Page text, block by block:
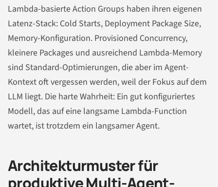
Lambda-basierte Action Groups haben ihren eigenen
Latenz-Stack: Cold Starts, Deployment Package Size,
Memory-Konfiguration. Provisioned Concurrency,
kleinere Packages und ausreichend Lambda-Memory
sind Standard-Optimierungen, die aber im Agent-
Kontext oft vergessen werden, weil der Fokus auf dem
LLM liegt. Die harte Wahrheit: Ein gut konfiguriertes
Modell, das auf eine langsame Lambda-Function
wartet, ist trotzdem ein langsamer Agent.
Architekturmuster für